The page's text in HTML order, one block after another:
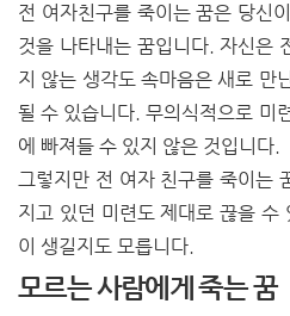
전 여자친구를 죽이는 꿈은 당신
것을 나타내는 꿈입니다. 자신은
지 않는 생각도 속마음은 새로 만
될 수 있습니다. 무의식적으로 미
에 빠져들 수 있지 않은 것입니다.
그렇지만 전 여자 친구를 죽이는
지고 있던 미련도 제대로 끊을 수
이 생길지도 모릅니다.
모르는 사람에게 죽는 꿈